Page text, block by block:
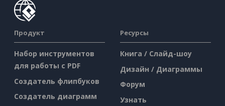
Продукт
Набор инструментов
для работы с PDF
Создатель флипбуков
Создатель диаграмм
Ресурсы
Книга / Слайд-шоу
Дизайн / Диаграммы
Форум
Узнать